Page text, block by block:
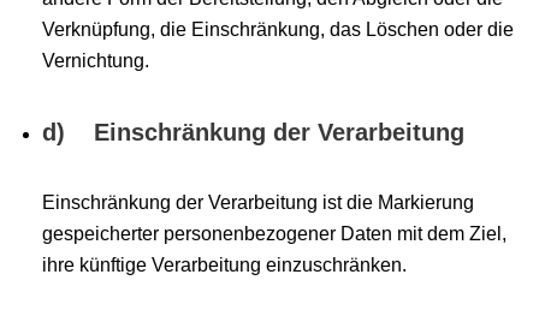
Verknüpfung, die Einschränkung, das Löschen oder die
Vernichtung.
d) Einschränkung der Verarbeitung
Einschränkung der Verarbeitung ist die Markierung
gespeicherter personenbezogener Daten mit dem Ziel,
ihre künftige Verarbeitung einzuschränken.